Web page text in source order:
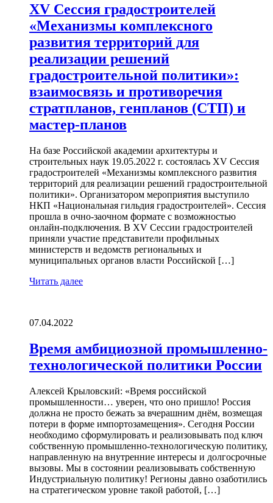
XV Сессия градостроителей
«Механизмы комплексного
развития территорий для
реализации решений
градостроительной политики»:
взаимосвязь и противоречия
стратпланов, генпланов (СТП) и
мастер-планов
На базе Российской академии архитектуры и
строительных наук 19.05.2022 г. состоялась XV Сессия
градостроителей «Механизмы комплексного развития
территорий для реализации решений градостроительной
политики». Организатором мероприятия выступило
НКП «Национальная гильдия градостроителей». Сессия
прошла в очно-заочном формате с возможностью
онлайн-подключения. В XV Сессии градостроителей
приняли участие представители профильных
министерств и ведомств региональных и
муниципальных органов власти Российской […]
Читать далее
07.04.2022
Время амбициозной промышленно-
технологической политики России
Алексей Крыловский: «Время российской
промышленности… уверен, что оно пришло! Россия
должна не просто бежать за вчерашним днём, возмещая
потери в форме импортозамещения». Сегодня России
необходимо сформулировать и реализовывать под ключ
собственную промышленно-технологическую политику,
направленную на внутренние интересы и долгосрочные
вызовы. Мы в состоянии реализовывать собственную
Индустриальную политику! Регионы давно озаботились
на стратегическом уровне такой работой, […]